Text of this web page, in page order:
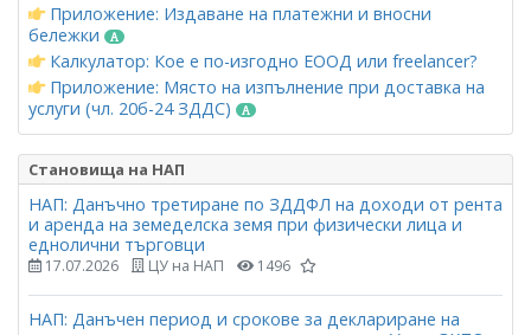
Приложение: Издаване на платежни и вносни
бележки
Калкулатор: Кое е по-изгодно ЕООД или freelancer?
Приложение: Място на изпълнение при доставка на
услуги (чл. 20б-24 ЗДДС)
Становища на НАП
НАП: Данъчно третиране по ЗДДФЛ на доходи от рента
и аренда на земеделска земя при физически лица и
еднолични търговци
17.07.2026 ЦУ на НАП 1496
НАП: Данъчен период и срокове за деклариране на